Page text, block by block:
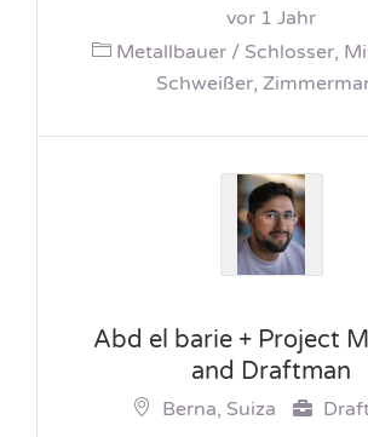
vor 1 Jahr
Metallbauer / Schlosser,
Schweißer,
Abd el barie + Project
and Draftman
Berna, Suiza